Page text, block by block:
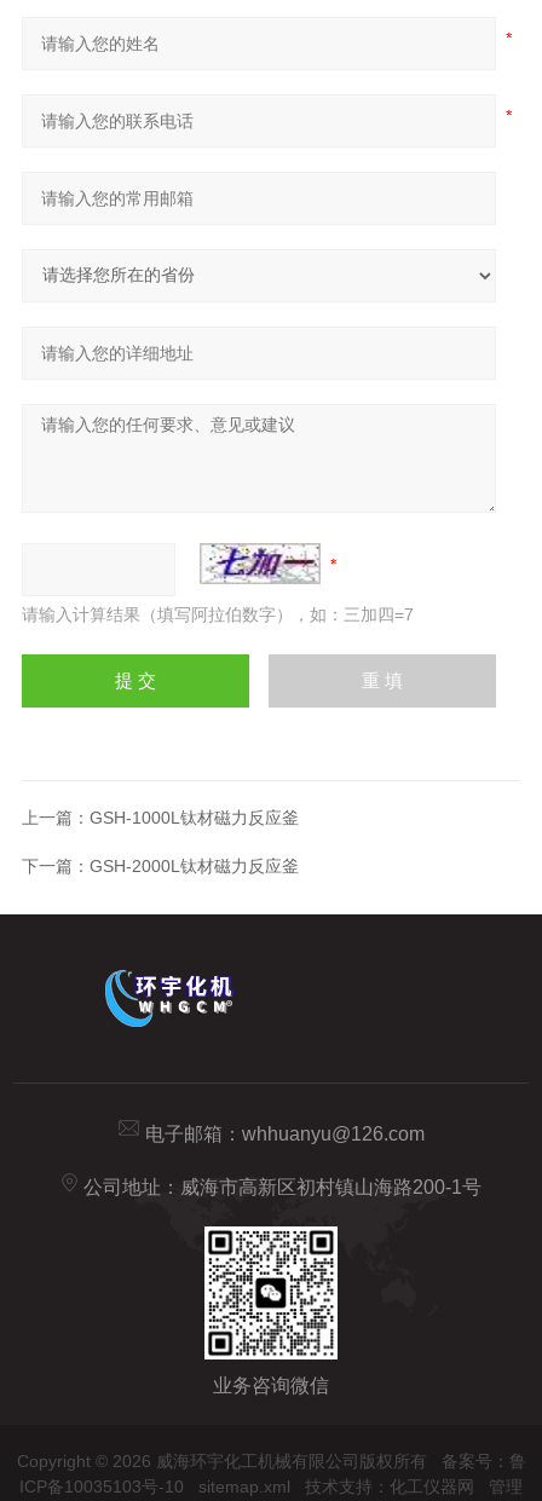
请输入计算结果（填写阿拉伯数字），如：三加四=7
上一篇： GSH-1000L钛材磁力反应釜
下一篇： GSH-2000L钛材磁力反应釜
电子邮箱： whhuanyu@126.com
公司地址：威海市高新区初村镇山海路200-1号
业务咨询微信
Copyright © 2026 威海环宇化工机械有限公司版权所有 备案号：鲁
ICP备10035103号-10
sitemap.xml 技术支持： 化工仪器网 管理